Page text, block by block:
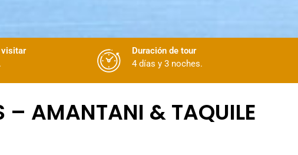
visitar
Duración de tour
4 días y 3 noches.
– AMANTANI & TAQUILE